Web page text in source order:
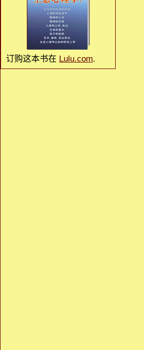
订购这本书在 Lulu.com.